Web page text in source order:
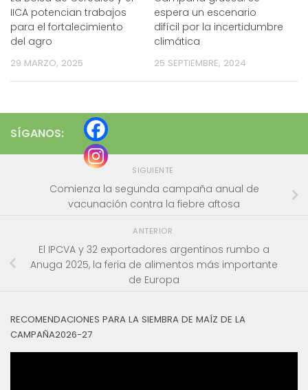
IICA potencian trabajos
para el fortalecimiento
del agro
29 MARZO, 2025
espera un escenario
difícil por la incertidumbre
climática
25 SEPTIEMBRE, 2024
SÍGANOS:
SIGUIENTE
Comienza la segunda campaña anual de
vacunación contra la fiebre aftosa
ANTERIOR
El IPCVA y 32 exportadores argentinos rumbo a
Anuga 2025, la feria de alimentos más importante
de Europa
RECOMENDACIONES PARA LA SIEMBRA DE MAÍZ DE LA
CAMPAÑA2026-27